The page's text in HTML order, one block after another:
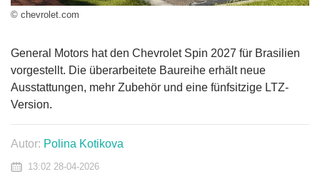
© chevrolet.com
General Motors hat den Chevrolet Spin 2027 für Brasilien
vorgestellt. Die überarbeitete Baureihe erhält neue
Ausstattungen, mehr Zubehör und eine fünfsitzige LTZ-
Version.
Autor: Polina Kotikova
13:02 28-04-2026